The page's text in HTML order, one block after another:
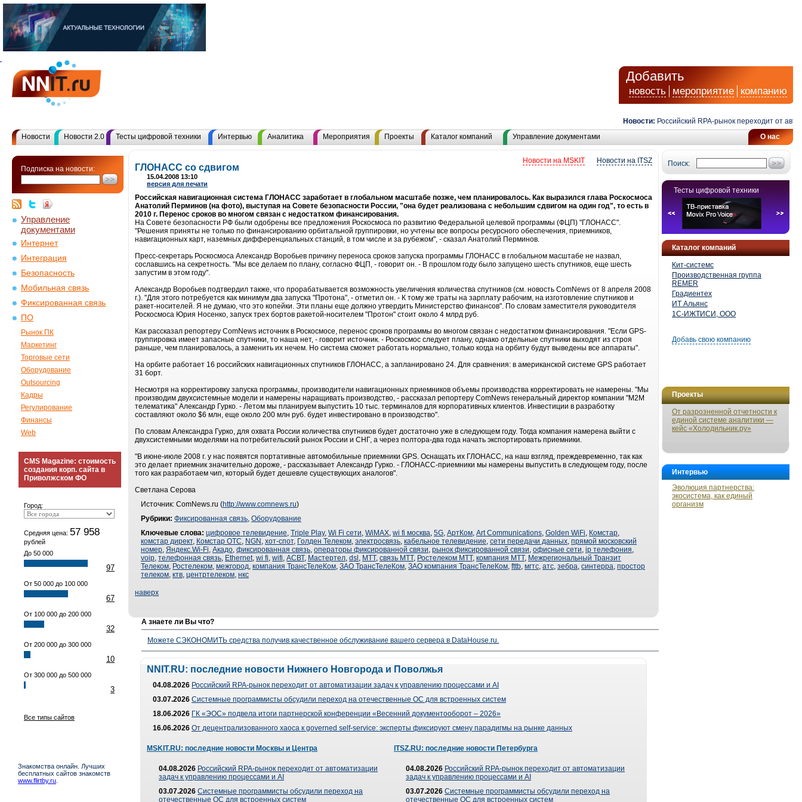
Добавить
новость мероприятие компанию
Новости: Российский RPA-рынок переходит от
О нас
Новости Новости 2.0 Тесты цифровой техники Интервью Аналитика Мероприятия Проекты Каталог компаний Управление документами
Подписка на новости:
Управление
документами
Интернет
Интеграция
Безопасность
Мобильная связь
Фиксированная связь
ПО
Рынок ПК
Маркетинг
Торговые сети
Оборудование
Outsourcing
Кадры
Регулирование
Финансы
Web
CMS Magazine: стоимость
создания корп. сайта в
Приволжском ФО
Город:
Средняя цена: 57 958
рублей
До 50 000
97
От 50 000 до 100 000
67
От 100 000 до 200 000
32
От 200 000 до 300 000
10
От 300 000 до 500 000
3
Все типы сайтов
Знакомства онлайн. Лучших
бесплатных сайтов знакомств
www.flirtby.ru
Поиск:
Тесты цифровой техники
Каталог компаний
Кит-системс
Производственная группа
REMER
Градиентех
ИТ Альянс
1С-ИЖТИСИ, ООО
Добавь свою компанию
Проекты
От разрозненной отчетности к
единой системе аналитики —
кейс «Холодильник.ру»
Интервью
Эволюция партнерства:
экосистема, как единый
организм
Новости на ITSZ
Новости на MSKIT
ГЛОНАСС со сдвигом
15.04.2008 13:10
версия для печати
Российская навигационная система ГЛОНАСС заработает в глобальном масштабе позже, чем планировалось. Как выразился глава Роскосмоса
Анатолий Перминов (на фото), выступая на Совете безопасности России, "она будет реализована с небольшим сдвигом на один год", то есть в
2010 г. Перенос сроков во многом связан с недостатком финансирования.
На Совете безопасности РФ были одобрены все предложения Роскосмоса по развитию Федеральной целевой программы (ФЦП) "ГЛОНАСС".
"Решения приняты не только по финансированию орбитальной группировки, но учтены все вопросы ресурсного обеспечения, приемников,
навигационных карт, наземных дифференциальных станций, в том числе и за рубежом", - сказал Анатолий Перминов.
Пресс-секретарь Роскосмоса Александр Воробьев причину переноса сроков запуска программы ГЛОНАСС в глобальном масштабе не назвал,
сославшись на секретность. "Мы все делаем по плану, согласно ФЦП, - говорит он. - В прошлом году было запущено шесть спутников, еще шесть
запустим в этом году".
Александр Воробьев подтвердил также, что прорабатывается возможность увеличения количества спутников (см. новость ComNews от 8 апреля 2008
г.). "Для этого потребуется как минимум два запуска "Протона", - отметил он. - К тому же траты на зарплату рабочим, на изготовление спутников и
ракет-носителей. Я не думаю, что это копейки. Эти планы еще должно утвердить Министерство финансов". По словам заместителя руководителя
Роскосмоса Юрия Носенко, запуск трех бортов ракетой-носителем "Протон" стоит около 4 млрд руб.
Как рассказал репортеру ComNews источник в Роскосмосе, перенос сроков программы во многом связан с недостатком финансирования. "Если GPS-
группировка имеет запасные спутники, то наша нет, - говорит источник. - Роскосмос следует плану, однако отдельные спутники выходят из строя
раньше, чем планировалось, а заменить их нечем. Но система сможет работать нормально, только когда на орбиту будут выведены все аппараты".
На орбите работает 16 российских навигационных спутников ГЛОНАСС, а запланировано 24. Для сравнения: в американской системе GPS работает
31 борт.
Несмотря на корректировку запуска программы, производители навигационных приемников объемы производства корректировать не намерены. "Мы
производим двухсистемные модели и намерены наращивать производство, - рассказал репортеру ComNews генеральный директор компании "М2М
телематика" Александр Гурко. - Летом мы планируем выпустить 10 тыс. терминалов для корпоративных клиентов. Инвестиции в разработку
составляют около $6 млн, еще около 200 млн руб. будет инвестировано в производство".
По словам Александра Гурко, для охвата России количества спутников будет достаточно уже в следующем году. Тогда компания намерена выйти с
двухсистемными моделями на потребительский рынок России и СНГ, а через полтора-два года начать экспортировать приемники.
"В июне-июле 2008 г. у нас появятся портативные автомобильные приемники GPS. Оснащать их ГЛОНАСС, на наш взгляд, преждевременно, так как
это делает приемник значительно дороже, - рассказывает Александр Гурко. - ГЛОНАСС-приемники мы намерены выпустить в следующем году, после
того как разработаем чип, который будет дешевле существующих аналогов".
Светлана Серова
Источник: ComNews.ru (http://www.comnews.ru)
Рубрики: Фиксированная связь, Оборудование
Ключевые слова: цифровое телевидение, Triple Play, Wi Fi сети, WiMAX, wi fi москва, 5G, АртКом, Art Communications, Golden WiFi, Комстар,
комстар директ, Комстар ОТС, NGN , хот-спот, Голден Телеком, электросвязь, кабельное телевидение, сети передачи данных, прямой московский
номер, Яндекс.Wi-Fi, Акадо, фиксированная связь, операторы фиксированной связи, рынок фиксированной связи, офисные сети, ip телефония,
voip, телефонная связь, Ethernet, wi fi, wifi, АСВТ, Мастертел, dsl , МТТ, связь МТТ, Ростелеком МТТ, компания МТТ, Межрегиональный Транзит
Телеком, Ростелеком, межгород, компания ТрансТелеКом, ЗАО ТрансТелеКом, ЗАО компания ТрансТелеКом, fttb, мгтс, атс, зебра, синтерра, простор
телеком, ктв, центртелеком, нкс
наверх
А знаете ли Вы что?
Можете СЭКОНОМИТЬ средства получив качественное обслуживание вашего сервера в DataHouse.ru.
NNIT.RU: последние новости Нижнего Новгорода и Поволжья
04.08.2026 Российский RPA-рынок переходит от автоматизации задач к управлению процессами и AI
03.07.2026 Системные программисты обсудили переход на отечественные ОС для встроенных систем
18.06.2026 ГК «ЭОС» подвела итоги партнерской конференции «Весенний документооборот – 2026»
16.06.2026 От децентрализованного хаоса к governed self-service: эксперты фиксируют смену парадигмы на рынке данных
MSKIT.RU: последние новости Москвы и Центра
04.08.2026 Российский RPA-рынок переходит от автоматизации
задач к управлению процессами и AI
03.07.2026 Системные программисты обсудили переход на
отечественные ОС для встроенных систем
ITSZ.RU: последние новости Петербурга
04.08.2026 Российский RPA-рынок переходит от автоматизации
задач к управлению процессами и AI
03.07.2026 Системные программисты обсудили переход на
отечественные ОС для встроенных систем